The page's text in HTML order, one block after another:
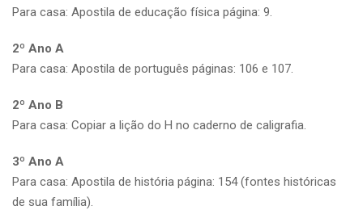
Para casa: Apostila de educação física página: 9.
2º Ano A
Para casa: Apostila de português páginas: 106 e 107.
2º Ano B
Para casa: Copiar a lição do H no caderno de caligrafia.
3º Ano A
Para casa: Apostila de história página: 154 (fontes históricas
de sua família).